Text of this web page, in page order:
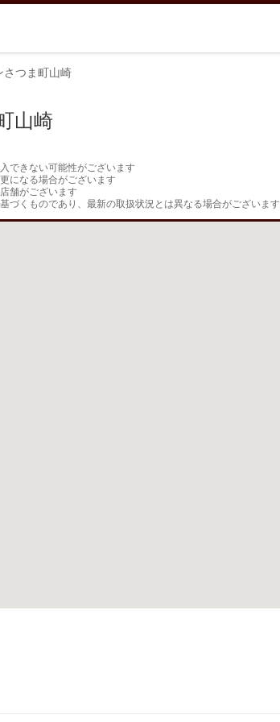
さつま町山崎
山崎
できない可能性がございます
になる場合がございます
舗がございます
づくものであり、最新の取扱状況とは異なる場合がございます